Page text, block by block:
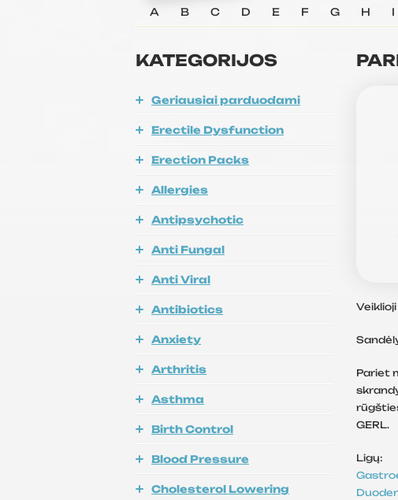
A B C D E F G H I
KATEGORIJOS
Geriausiai parduodami
Erectile Dysfunction
Erection Packs
Allergies
Antipsychotic
Anti Fungal
Anti Viral
Antibiotics
Anxiety
Arthritis
Asthma
Birth Control
Blood Pressure
Cholesterol Lowering
Pariet
GERL.
Ligų: